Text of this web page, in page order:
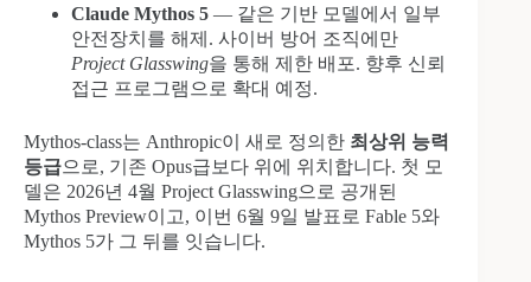
Claude Mythos 5 — 같은 기반 모델에서 일부
안전장치를 해제. 사이버 방어 조직에만
Project Glasswing을 통해 제한 배포. 향후 신뢰
접근 프로그램으로 확대 예정.
Mythos-class는 Anthropic이 새로 정의한 최상위 능력
등급으로, 기존 Opus급보다 위에 위치합니다. 첫 모
델은 2026년 4월 Project Glasswing으로 공개된
Mythos Preview이고, 이번 6월 9일 발표로 Fable 5와
Mythos 5가 그 뒤를 잇습니다.